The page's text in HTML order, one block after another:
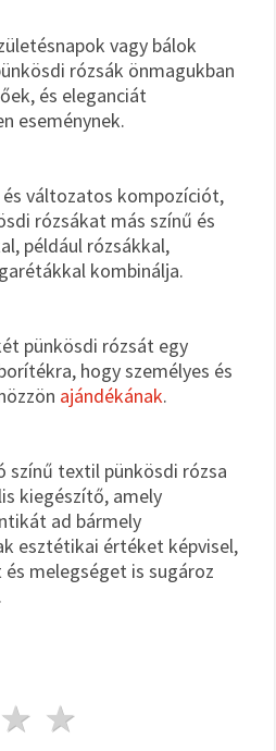
vagy bálok
rózsák önmagukban
és eleganciát
eseménynek.
és változatos kompozíciót,
rózsákat más színű és
például rózsákkal,
kombinálja.
pünkösdi rózsát egy
hogy személyes és
ajándékának.
színű textil pünkösdi rózsa
kiegészítő, amely
ad bármely
esztétikai értéket képvisel,
melegséget is sugároz
4 csillagok
3 csillagok